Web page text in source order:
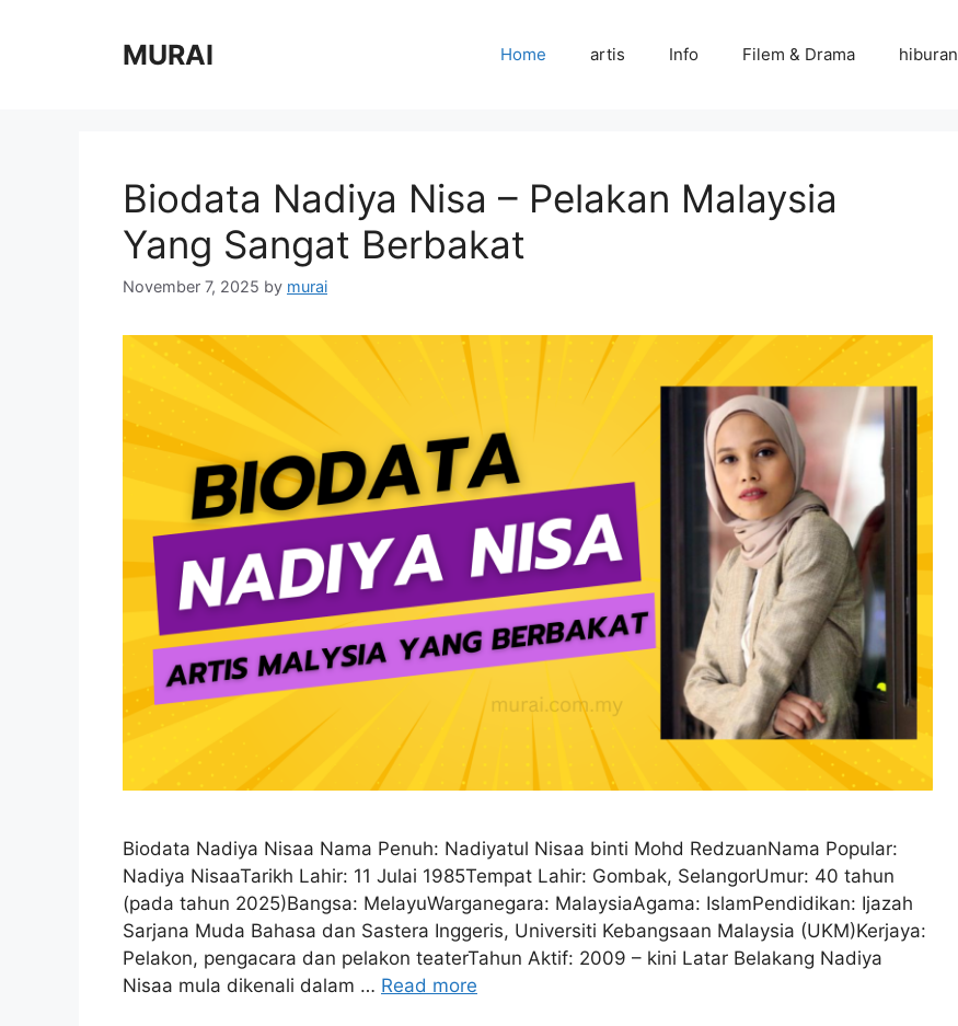
MURAI Home artis Info Filem & Drama hiburan
Biodata Nadiya Nisa – Pelakan Malaysia
Yang Sangat Berbakat
November 7, 2025 by murai
Biodata Nadiya Nisaa Nama Penuh: Nadiyatul Nisaa binti Mohd RedzuanNama Popular:
Nadiya NisaaTarikh Lahir: 11 Julai 1985Tempat Lahir: Gombak, SelangorUmur: 40 tahun
(pada tahun 2025)Bangsa: MelayuWarganegara: MalaysiaAgama: IslamPendidikan: Ijazah
Sarjana Muda Bahasa dan Sastera Inggeris, Universiti Kebangsaan Malaysia (UKM)Kerjaya:
Pelakon, pengacara dan pelakon teaterTahun Aktif: 2009 – kini Latar Belakang Nadiya
Nisaa mula dikenali dalam … Read more